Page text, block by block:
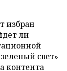
избран
ли
свет»
контента